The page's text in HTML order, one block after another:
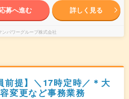
応募へ進む 詳しく見る
ンパワーグループ株式会社
前提】＼17時定時／＊大
変更など事務業務